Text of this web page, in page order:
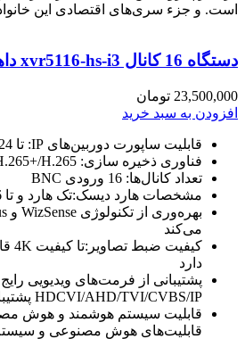
است. و جزء سری‌های اقتصادی این
دستگاه 16 کانال xvr5116-hs-i3 داهوا
23,500,000 تومان
افزودن به سبد خرید
قابلیت ساپورت دوربین‌های IP: تا 24 ورودی دوربین IP
فناوری ذخیره سازی: H.265+/H.265
تعداد کانال‌ها: 16 ورودی BNC
مشخصات هارد دیسک:تک هارد و تا 16 ترابایت قابل ساپورت
می‌کند
دارد
پشتیبانی از فرمت‌های ویدیویی رایج
HDCVI/AHD/TVI/CVBS/IP پشتیبانی می‌کند
قابلیت سیستم هوشمند و هوش
قابلیت‌های هوش مصنوعی و